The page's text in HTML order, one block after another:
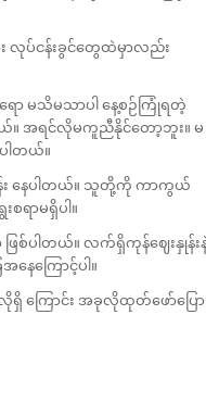
လုပ်ငန်းခွင်တွေထဲမှာလည်း
မသိမသာပါ နေ့စဉ်ကြုံရတဲ့
။ အရင်လိုမကူညီနိုင်တော့ဘူး။ မ
ါတယ်။
း နေပါတယ်။ သူတို့ကို ကာကွယ်
ာမရှိပါ။
စ်ပါတယ်။ လက်ရှိကုန်ဈေးနှုန်း
ကြောင့်ပါ။
ကြောင်း အခုလိုထုတ်ဖော်ပြော